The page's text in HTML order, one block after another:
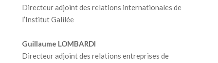
Directeur adjoint des relations internationales de
l’Institut Galilée
Guillaume LOMBARDI
Directeur adjoint des relations entreprises de